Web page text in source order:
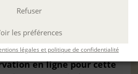
Refuser
les préférences
légales et politique de confidentialité
du24 Oct. 2022
en ligne pour cette